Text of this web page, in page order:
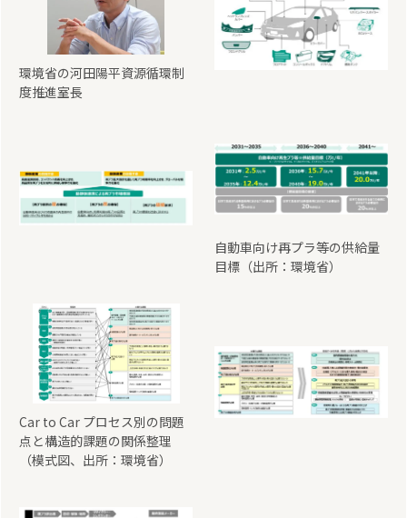
環境省の河田陽平資源循環制
度推進室長
自動車向け再プラ等の供給量
目標（出所：環境省）
Car to Car プロセス別の問題
点と構造的課題の関係整理
（模式図、出所：環境省）